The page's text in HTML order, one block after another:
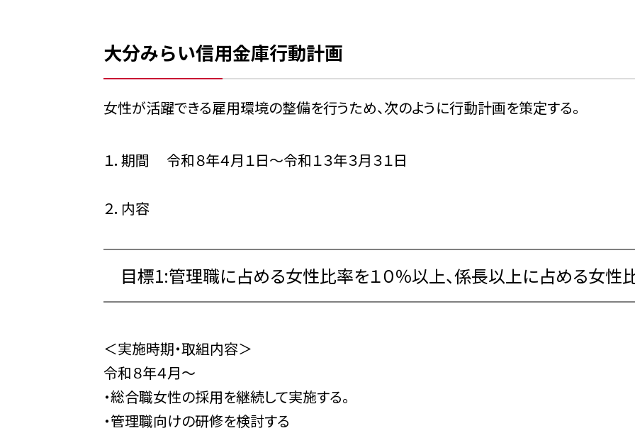
大分みらい信用金庫行動計画
女性が活躍できる雇用環境の整備を行うため、次のように行動計画を策定する。
１．期間 令和８年４月１日～令和１３年３月３１日
２．内容
目標1:管理職に占める女性比率を１０％以上、係長以上に占める女性
＜実施時期・取組内容＞
令和８年４月～
・総合職女性の採用を継続して実施する。
・管理職向けの研修を検討する